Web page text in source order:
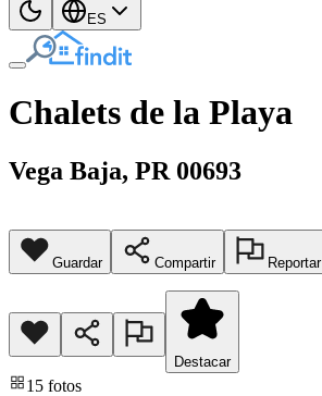
ES
Chalets de la Playa
Vega Baja, PR 00693
Guardar Compartir
Reportar
Destacar
15 fotos